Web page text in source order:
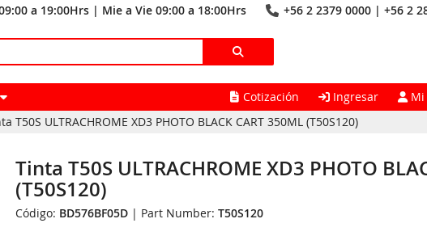
a 19:00Hrs | Mie a Vie 09:00 a 18:00Hrs +56 2 2379 0000 | +56 2
Cotización Ingresar Mi
T50S ULTRACHROME XD3 PHOTO BLACK CART 350ML (T50S120)
Tinta T50S ULTRACHROME XD3 PHOTO
(T50S120)
Código: BD576BF05D | Part Number:T50S120